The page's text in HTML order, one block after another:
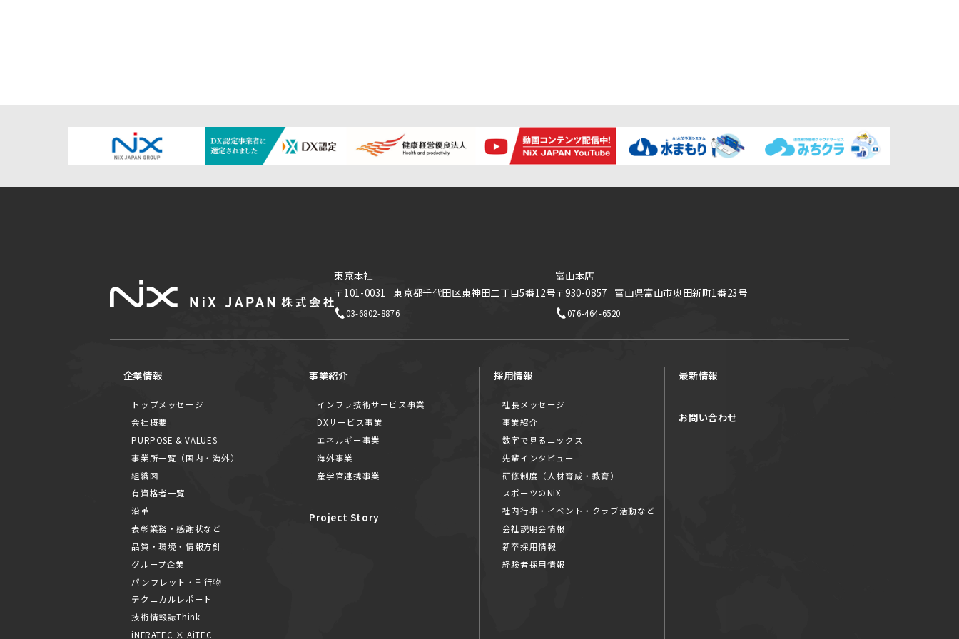
東京本社
〒101-0031
東京都千代田区東神田二丁目5番12号
03-6802-8876
富山本店
〒930-0857 富山県富山市奥田新町1番23号
076-464-6520
企業情報
トップメッセージ
会社概要
PURPOSE & VALUES
事業所一覧（国内・海外）
組織図
有資格者一覧
沿革
表彰業務・感謝状など
品質・環境・情報方針
グループ企業
パンフレット・刊行物
テクニカルレポート
技術情報誌Think
iNFRATEC × AiTEC
事業紹介
インフラ技術サービス事業
DXサービス事業
エネルギー事業
海外事業
産学官連携事業
Project Story
採用情報
社長メッセージ
事業紹介
数字で見るニックス
先輩インタビュー
研修制度（人材育成・教育）
スポーツのNiX
社内行事・イベント・クラブ活動など
会社説明会情報
新卒採用情報
経験者採用情報
最新情報
お問い合わせ